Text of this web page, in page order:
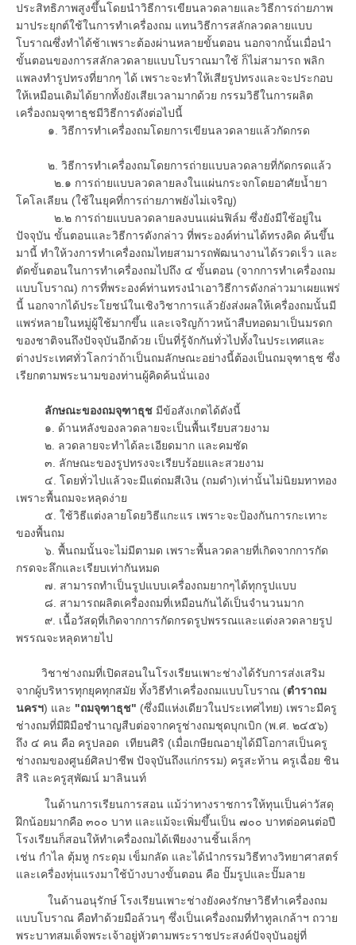
ประสิทธิภาพสูงขึ้นโดยนำวิธีการเขียนลวดลายและวิธีการถ่ายภาพ
มาประยุกต์ใช้ในการทำเครื่องถม แทนวิธีการสลักลวดลายแบบ
โบราณซึ่งทำได้ช้าเพราะต้องผ่านหลายขั้นตอน นอกจากนั้นเมื่อนำ
ขั้นตอนของการสลักลวดลายแบบโบราณมาใช้ ก็ไม่สามารถ พลิก
แพลงทำรูปทรงที่ยากๆ ได้ เพราะจะทำให้เสียรูปทรงและจะประกอบ
ให้เหมือนเดิมได้ยากทั้งยังเสียเวลามากด้วย กรรมวิธีในการผลิต
เครื่องถมจุฑาธุชมีวิธีการดังต่อไปนี้
๑. วิธีการทำเครื่องถมโดยการเขียนลวดลายแล้วกัดกรด
๒. วิธีการทำเครื่องถมโดยการถ่ายแบบลวดลายที่กัดกรดแล้ว
๒.๑ การถ่ายแบบลวดลายลงในแผ่นกระจกโดยอาศัยน้ำยา
โคโลเลียน (ใช้ในยุคที่การถ่ายภาพยังไม่เจริญ)
๒.๒ การถ่ายแบบลวดลายลงบนแผ่นฟิล์ม ซึ่งยังมีใช้อยู่ใน
ปัจจุบัน ขั้นตอนและวิธีการดังกล่าว ที่พระองค์ท่านได้ทรงคิด ค้นขึ้น
มานี้ ทำให้วงการทำเครื่องถมไทยสามารถพัฒนางานได้รวดเร็ว และ
ตัดขั้นตอนในการทำเครื่องถมไปถึง ๔ ขั้นตอน (จากการทำเครื่องถม
แบบโบราณ) การที่พระองค์ท่านทรงนำเอาวิธีการดังกล่าวมาเผยแพร่
นี้ นอกจากได้ประโยชน์ในเชิงวิชาการแล้วยังส่งผลให้เครื่องถมนั้นมี
แพร่หลายในหมู่ผู้ใช้มากขึ้น และเจริญก้าวหน้าสืบทอดมาเป็นมรดก
ของชาติจนถึงปัจจุบันอีกด้วย เป็นที่รู้จักกันทั่วไปทั้งในประเทศและ
ต่างประเทศทั่วโลกว่าถ้าเป็นถมลักษณะอย่างนี้ต้องเป็นถมจุฑาธุช ซึ่ง
เรียกตามพระนามของท่านผู้คิดค้นนั่นเอง
ลักษณะของถมจุฑาธุช มีข้อสังเกตได้ดังนี้
๑. ด้านหลังของลวดลายจะเป็นพื้นเรียบสวยงาม
๒. ลวดลายจะทำได้ละเอียดมาก และคมชัด
๓. ลักษณะของรูปทรงจะเรียบร้อยและสวยงาม
๔. โดยทั่วไปแล้วจะมีแต่ถมสีเงิน (ถมดำ)เท่านั้นไม่นิยมทาทอง
เพราะพื้นถมจะหลุดง่าย
๕. ใช้วิธีแต่งลายโดยวิธีแกะแร เพราะจะป้องกันการกะเทาะ
ของพื้นถม
๖. พื้นถมนั้นจะไม่มีตามด เพราะพื้นลวดลายที่เกิดจากการกัด
กรดจะลึกและเรียบเท่ากันหมด
๗. สามารถทำเป็นรูปแบบเครื่องถมยากๆได้ทุกรูปแบบ
๘. สามารถผลิตเครื่องถมที่เหมือนกันได้เป็นจำนวนมาก
๙. เนื้อวัสดุที่เกิดจากการกัดกรดรูปพรรณและแต่งลวดลายรูป
พรรณจะหลุดหายไป
วิชาช่างถมที่เปิดสอนในโรงเรียนเพาะช่างได้รับการส่งเสริม
จากผู้บริหารทุกยุคทุกสมัย ทั้งวิธีทำเครื่องถมแบบโบราณ (ตำราถม
นครฯ) และ "ถมจุฑาธุช" (ซึ่งมีแห่งเดียวในประเทศไทย) เพราะมีครู
ช่างถมที่มีฝีมือชำนาญสืบต่อจากครูช่างถมชุดบุกเบิก (พ.ศ. ๒๔๕๖)
ถึง ๔ คน คือ ครูปลอด เทียนศิริ (เมื่อเกษียณอายุได้มีโอกาสเป็นครู
ช่างถมของศูนย์ศิลปาชีพ ปัจจุบันถึงแก่กรรม) ครูสะท้าน ครูเฉื่อย ชิน
สิริ และครูสุพัฒน์ มาลินนท์
ในด้านการเรียนการสอน แม้ว่าทางราชการให้ทุนเป็นค่าวัสดุ
ฝึกน้อยมากคือ ๓๐๐ บาท และแม้จะเพิ่มขึ้นเป็น ๗๐๐ บาทต่อคนต่อปี
โรงเรียนก็สอนให้ทำเครื่องถมได้เพียงงานชิ้นเล็กๆ
เช่น กำไล ตุ้มหู กระดุม เข็มกลัด และได้นำกรรมวิธีทางวิทยาศาสตร์
และเครื่องทุ่นแรงมาใช้บ้างบางขั้นตอน คือ ปั๊มรูปและปั๊มลาย
ในด้านอนุรักษ์ โรงเรียนเพาะช่างยังคงรักษาวิธีทำเครื่องถม
แบบโบราณ คือทำด้วยมือล้วนๆ ซึ่งเป็นเครื่องถมที่ทำทูลเกล้าฯ ถวาย
พระบาทสมเด็จพระเจ้าอยู่หัวตามพระราชประสงค์ปัจจุบันอยู่ที่